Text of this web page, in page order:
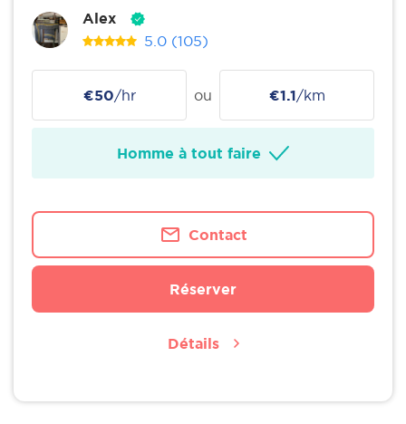
Alex
5.0 (105)
€50/hr ou €1.1/km
Homme à tout faire
Contact
Réserver
Détails